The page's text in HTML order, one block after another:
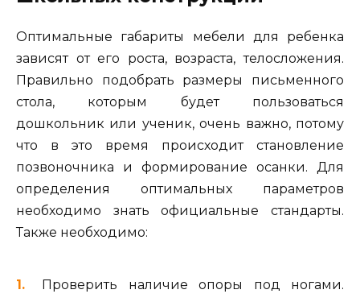
Оптимальные габариты мебели для ребенка
зависят от его роста, возраста, телосложения.
Правильно подобрать размеры письменного
стола, которым будет пользоваться
дошкольник или ученик, очень важно, потому
что в это время происходит становление
позвоночника и формирование осанки. Для
определения оптимальных параметров
необходимо знать официальные стандарты.
Также необходимо:
Проверить наличие опоры под ногами.